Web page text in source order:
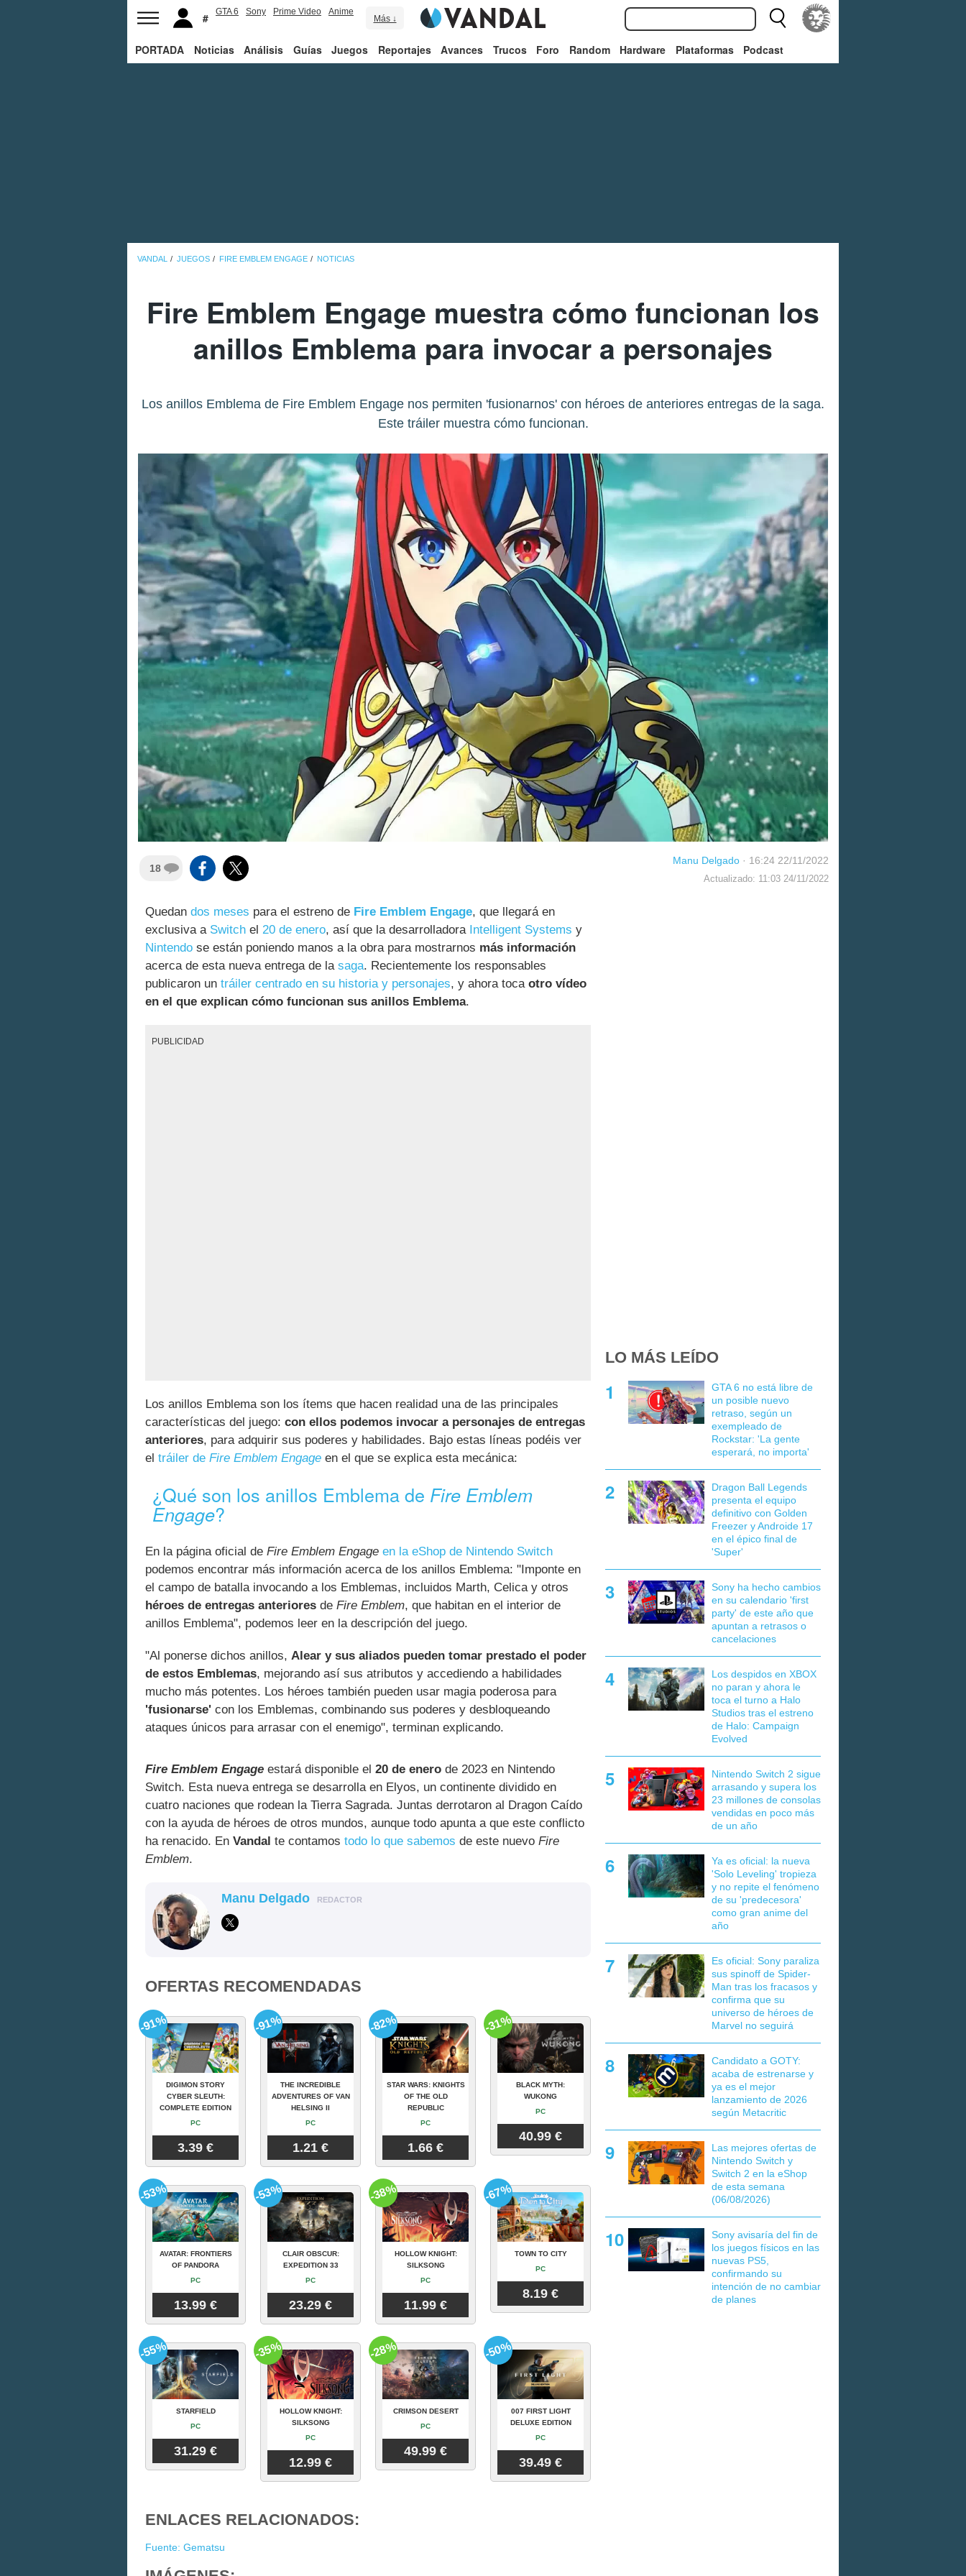
GTA 6 Sony Prime Video Anime
Más ↓
PORTADA Noticias Análisis Guías Juegos Reportajes Avances Trucos Foro Random Hardware Plataformas Podcast
VANDAL JUEGOS FIRE EMBLEM ENGAGE NOTICIAS
Fire Emblem Engage muestra cómo funcionan los
anillos Emblema para invocar a personajes
Los anillos Emblema de Fire Emblem Engage nos permiten 'fusionarnos' con héroes de anteriores entregas de la saga.
Este tráiler muestra cómo funcionan.
18
Manu Delgado · 16:24 22/11/2022
Actualizado: 11:03 24/11/2022
Quedan dos meses para el estreno de Fire Emblem Engage, que llegará en
exclusiva a Switch el 20 de enero, así que la desarrolladora Intelligent Systems y
Nintendo se están poniendo manos a la obra para mostrarnos más información
acerca de esta nueva entrega de la saga. Recientemente los responsables
publicaron un tráiler centrado en su historia y personajes, y ahora toca otro vídeo
en el que explican cómo funcionan sus anillos Emblema.
PUBLICIDAD
Los anillos Emblema son los ítems que hacen realidad una de las principales
características del juego: con ellos podemos invocar a personajes de entregas
anteriores, para adquirir sus poderes y habilidades. Bajo estas líneas podéis ver
el tráiler de Fire Emblem Engage en el que se explica esta mecánica:
¿Qué son los anillos Emblema de Fire Emblem
Engage?
En la página oficial de Fire Emblem Engage en la eShop de Nintendo Switch
podemos encontrar más información acerca de los anillos Emblema: "Imponte en
el campo de batalla invocando a los Emblemas, incluidos Marth, Celica y otros
héroes de entregas anteriores de Fire Emblem, que habitan en el interior de
anillos Emblema", podemos leer en la descripción del juego.
"Al ponerse dichos anillos, Alear y sus aliados pueden tomar prestado el poder
de estos Emblemas, mejorando así sus atributos y accediendo a habilidades
mucho más potentes. Los héroes también pueden usar magia poderosa para
'fusionarse' con los Emblemas, combinando sus poderes y desbloqueando
ataques únicos para arrasar con el enemigo", terminan explicando.
Fire Emblem Engage estará disponible el 20 de enero de 2023 en Nintendo
Switch. Esta nueva entrega se desarrolla en Elyos, un continente dividido en
cuatro naciones que rodean la Tierra Sagrada. Juntas derrotaron al Dragon Caído
con la ayuda de héroes de otros mundos, aunque todo apunta a que este conflicto
ha renacido. En Vandal te contamos todo lo que sabemos de este nuevo Fire
Emblem.
Manu Delgado REDACTOR
OFERTAS RECOMENDADAS
DIGIMON STORY
CYBER SLEUTH:
COMPLETE EDITION
PC
3.39 €
-91%
THE INCREDIBLE
ADVENTURES OF VAN
HELSING II
PC
1.21 €
-91%
STAR WARS: KNIGHTS
OF THE OLD
REPUBLIC
PC
1.66 €
-82%
BLACK MYTH:
WUKONG
PC
40.99 €
-31%
AVATAR: FRONTIERS
OF PANDORA
PC
13.99 €
-53%
CLAIR OBSCUR:
EXPEDITION 33
PC
23.29 €
-53%
HOLLOW KNIGHT:
SILKSONG
PC
11.99 €
-38%
TOWN TO CITY
PC
8.19 €
-67%
STARFIELD
PC
31.29 €
-55%
HOLLOW KNIGHT:
SILKSONG
PC
12.99 €
-35%
CRIMSON DESERT
PC
49.99 €
-28%
007 FIRST LIGHT
DELUXE EDITION
PC
39.49 €
-50%
ENLACES RELACIONADOS:
Fuente: Gematsu
LO MÁS LEÍDO
GTA 6 no está libre de
un posible nuevo
retraso, según un
exempleado de
Rockstar: 'La gente
esperará, no importa'
Dragon Ball Legends
presenta el equipo
definitivo con Golden
Freezer y Androide 17
en el épico final de
'Super'
Sony ha hecho cambios
en su calendario 'first
party' de este año que
apuntan a retrasos o
cancelaciones
Los despidos en XBOX
no paran y ahora le
toca el turno a Halo
Studios tras el estreno
de Halo: Campaign
Evolved
Nintendo Switch 2 sigue
arrasando y supera los
23 millones de consolas
vendidas en poco más
de un año
Ya es oficial: la nueva
'Solo Leveling' tropieza
y no repite el fenómeno
de su 'predecesora'
como gran anime del
año
Es oficial: Sony paraliza
sus spinoff de Spider-
Man tras los fracasos y
confirma que su
universo de héroes de
Marvel no seguirá
Candidato a GOTY:
acaba de estrenarse y
ya es el mejor
lanzamiento de 2026
según Metacritic
Las mejores ofertas de
Nintendo Switch y
Switch 2 en la eShop
de esta semana
(06/08/2026)
Sony avisaría del fin de
los juegos físicos en las
nuevas PS5,
confirmando su
intención de no cambiar
de planes